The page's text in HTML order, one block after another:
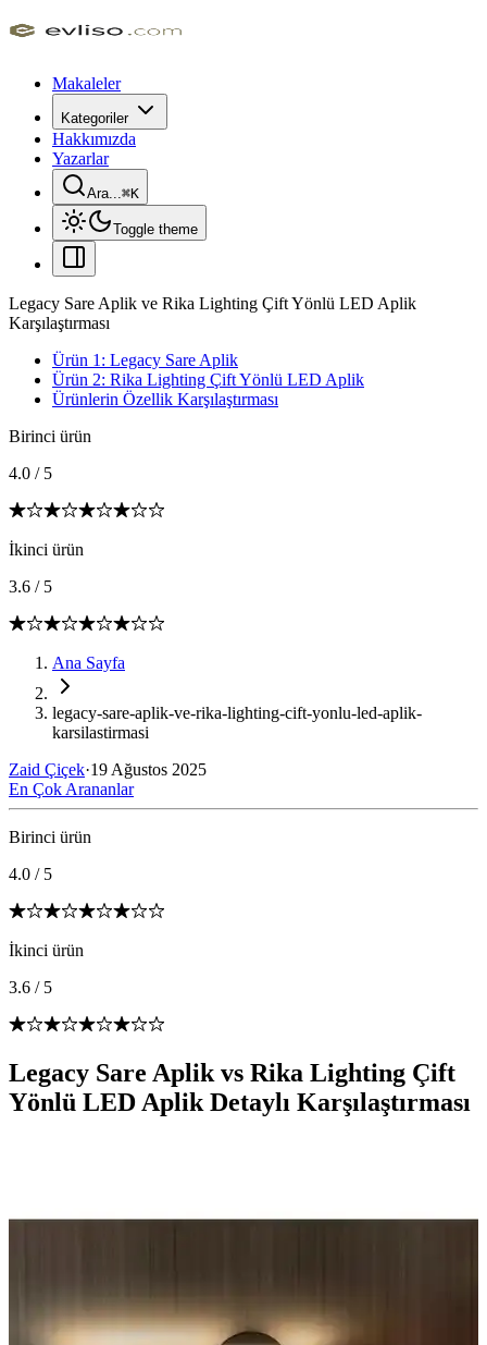
Makaleler
Kategoriler
Hakkımızda
Yazarlar
Ara...⌘K
Toggle theme
Legacy Sare Aplik ve Rika Lighting Çift Yönlü LED Aplik
Karşılaştırması
Ürün 1: Legacy Sare Aplik
Ürün 2: Rika Lighting Çift Yönlü LED Aplik
Ürünlerin Özellik Karşılaştırması
Birinci ürün
4.0 / 5
İkinci ürün
3.6 / 5
Ana Sayfa
legacy-sare-aplik-ve-rika-lighting-cift-yonlu-led-aplik-
karsilastirmasi
Zaid Çiçek·19 Ağustos 2025
En Çok Arananlar
Birinci ürün
4.0 / 5
İkinci ürün
3.6 / 5
Legacy Sare Aplik vs Rika Lighting Çift
Yönlü LED Aplik Detaylı Karşılaştırması